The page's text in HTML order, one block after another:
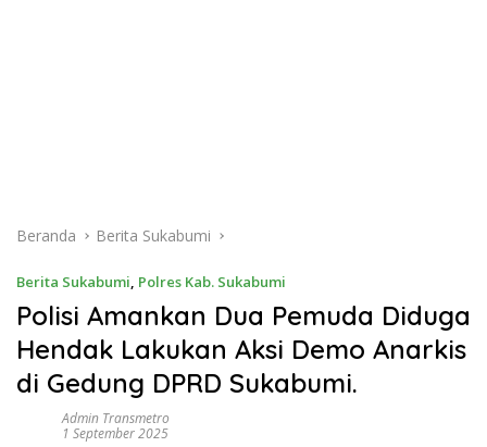
Beranda Berita Sukabumi
Berita Sukabumi, Polres Kab. Sukabumi
Polisi Amankan Dua Pemuda Diduga
Hendak Lakukan Aksi Demo Anarkis
di Gedung DPRD Sukabumi.
Admin Transmetro
1 September 2025